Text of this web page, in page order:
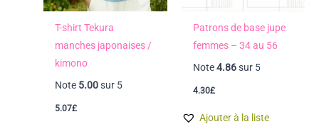
T-shirt Tekura
manches japonaises /
kimono
Note 5.00sur 5
5.07£
Patrons de base jupe
femmes – 34 au 56
Note4.86sur 5
4.30£
Ajouter à la liste